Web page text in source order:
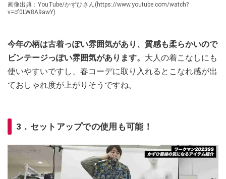
画像出典：YouTube/かずひさん(https://www.youtube.com/watch?
v=cf0LW8A9awY)
今年の柄は古着っぽい雰囲気があり、質感も柔らかいので
ビンテージっぽい雰囲気があります。 大人の着こなしにも
使いやすいですし、春コーデに取り入れるとこなれ感が出
ておしゃれ度が上がりそうですね。
3．セットアップでの使用も可能！